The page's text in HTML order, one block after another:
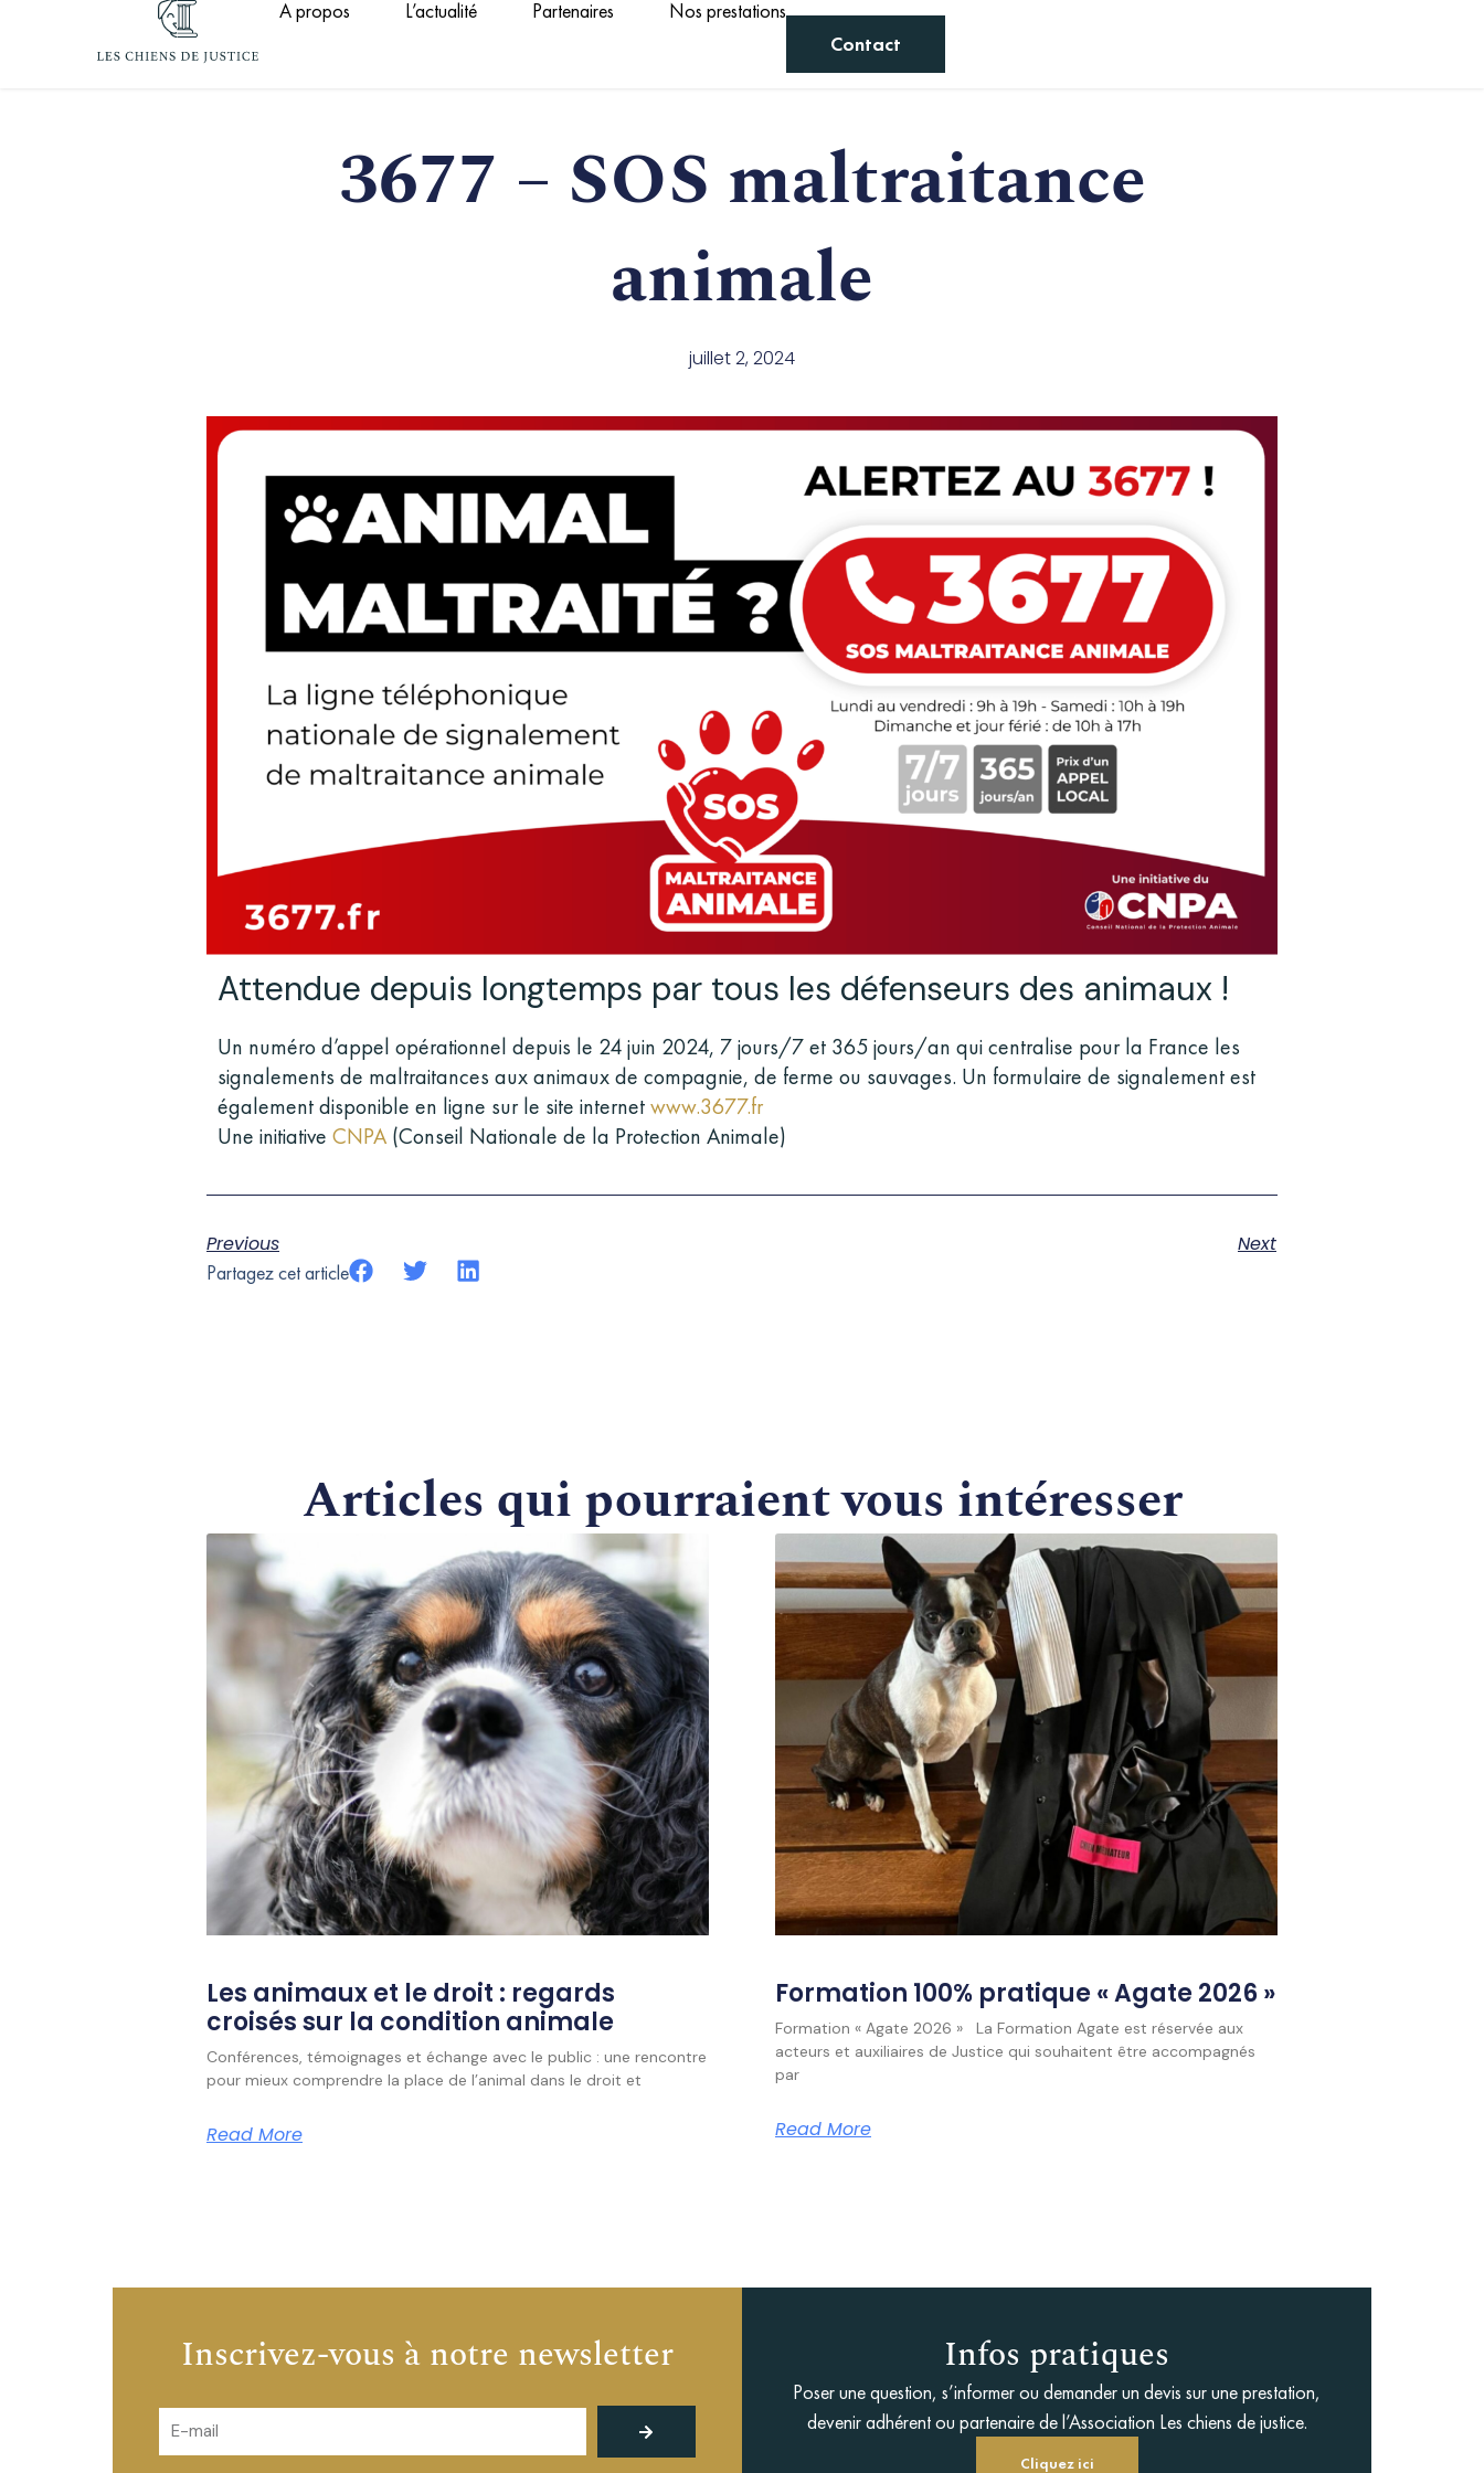
A propos L’actualité Partenaires
Nos prestations
Contact
3677 – SOS maltraitance
animale
juillet 2, 2024
Attendue depuis longtemps par tous les défenseurs des animaux !
Un numéro d’appel opérationnel depuis le 24 juin 2024, 7 jours/7 et 365 jours/an qui centralise pour la France les
signalements de maltraitances aux animaux de compagnie, de ferme ou sauvages. Un formulaire de signalement est
également disponible en ligne sur le site internetwww.3677.fr
Une initiative CNPA (Conseil Nationale de la Protection Animale)
Previous
Next
Partagez cet article
Articles qui pourraient vous intéresser
Les animaux et le droit : regards
croisés sur la condition animale
Conférences, témoignages et échange avec le public : une rencontre
pour mieux comprendre la place de l’animal dans le droit et
Read More
Formation 100% pratique « Agate 2026 »
Formation « Agate 2026 » La Formation Agate est réservée aux
acteurs et auxiliaires de Justice qui souhaitent être accompagnés
par
Read More
Inscrivez-vous à notre newsletter
Envoyer
Infos pratiques
Poser une question, s’informer ou demander un devis sur une prestation,
devenir adhérent ou partenaire de l’Association Les chiens de justice.
Cliquez ici